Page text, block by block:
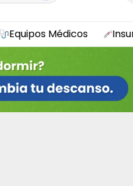
Equipos Médicos